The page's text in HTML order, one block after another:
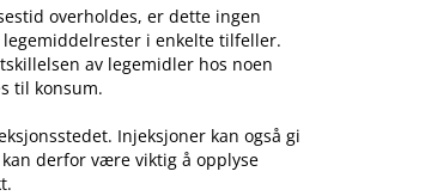
overholdes, er dette ingen
i enkelte tilfeller.
av legemidler hos noen
til konsum.
Injeksjoner kan også gi
derfor være viktig å opplyse